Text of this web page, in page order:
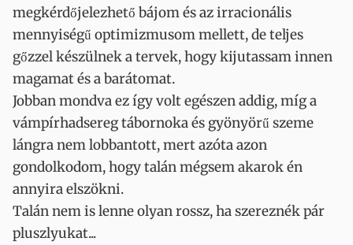
megkérdőjelezhető bájom és az irracionális
mennyiségű optimizmusom mellett, de teljes
gőzzel készülnek a tervek, hogy kijutassam innen
magamat és a barátomat.
Jobban mondva ez így volt egészen addig, míg a
vámpírhadsereg tábornoka és gyönyörű szeme
lángra nem lobbantott, mert azóta azon
gondolkodom, hogy talán mégsem akarok én
annyira elszökni.
Talán nem is lenne olyan rossz, ha szereznék pár
pluszlyukat...